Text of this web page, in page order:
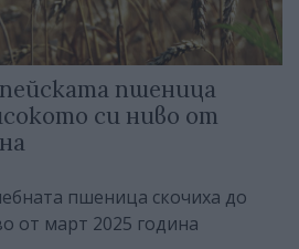
пшеница
си ниво от
пшеница скочиха до
от март 2025 година